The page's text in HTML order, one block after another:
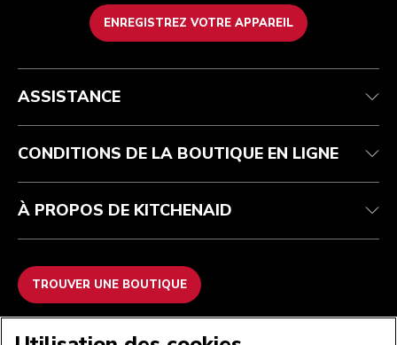
ENREGISTREZ VOTRE APPAREIL
Health Check
Suivez votre commande
Garantie et documents
Recupel
Conditions générales de vente
Retours et remboursements
Imprint
ODR
La marque
Trouver une boutique
ASSISTANCE
CONDITIONS DE LA BOUTIQUE EN LIGNE
À PROPOS DE KITCHENAID
TROUVER UNE BOUTIQUE
NOUS ACCEPTONS